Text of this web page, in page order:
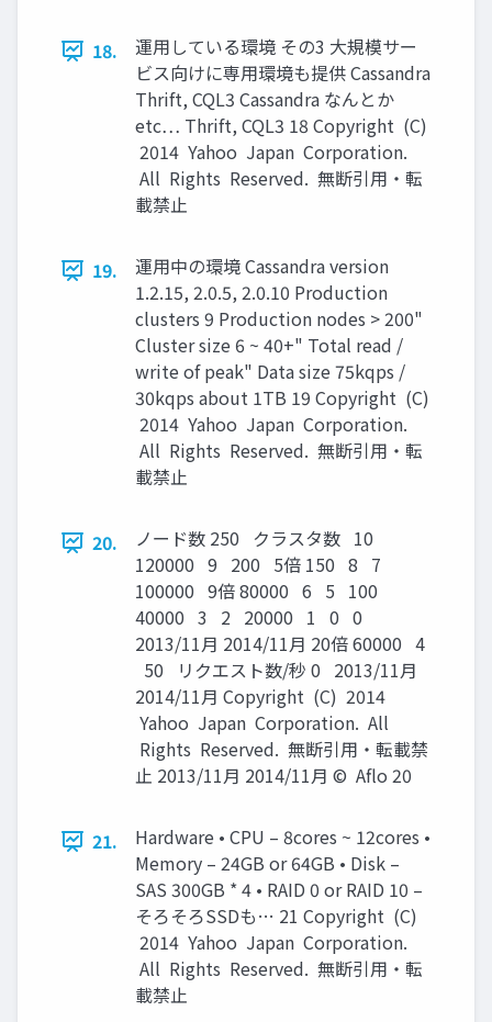
18.
運用している環境 その3 大規模サー
ビス向けに専用環境も提供 Cassandra
Thrift, CQL3 Cassandra なんとか
etc… Thrift, CQL3 18 Copyright (C)
2014 Yahoo Japan Corporation.
All Rights Reserved. 無断引用・転
載禁止
19.
運用中の環境 Cassandra version
1.2.15, 2.0.5, 2.0.10 Production
clusters 9 Production nodes > 200"
Cluster size 6 ~ 40+" Total read /
write of peak" Data size 75kqps /
30kqps about 1TB 19 Copyright (C)
2014 Yahoo Japan Corporation.
All Rights Reserved. 無断引用・転
載禁止
20.
ノード数 250 クラスタ数 10
120000 9 200 5倍 150 8 7
100000 9倍 80000 6 5 100
40000 3 2 20000 1 0 0
2013/11月 2014/11月 20倍 60000 4
50 リクエスト数/秒 0 2013/11月
2014/11月 Copyright (C) 2014
Yahoo Japan Corporation. All
Rights Reserved. 無断引用・転載禁
止 2013/11月 2014/11月 © Aﬂo 20
21.
Hardware • CPU – 8cores ~ 12cores •
Memory – 24GB or 64GB • Disk –
SAS 300GB * 4 • RAID 0 or RAID 10 –
そろそろSSDも… 21 Copyright (C)
2014 Yahoo Japan Corporation.
All Rights Reserved. 無断引用・転
載禁止